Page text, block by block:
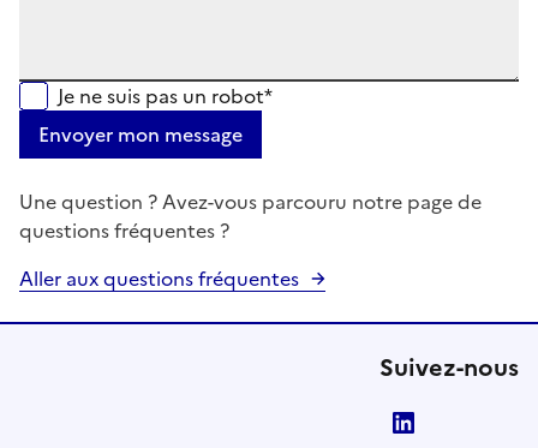
Je ne suis pas un robot*
Envoyer mon message
Une question ? Avez-vous parcouru notre page de
questions fréquentes ?
Aller aux questions fréquentes
Suivez-nous